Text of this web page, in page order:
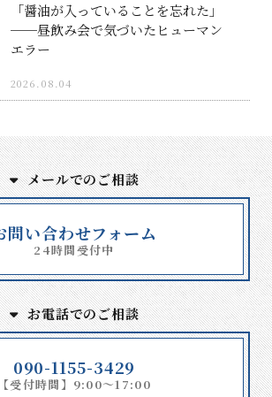
「醤油が入っていることを忘れた」
──昼飲み会で気づいたヒューマン
エラー
2026.08.04
メールでのご相談
問い合わせフォーム
24時間受付中
お電話でのご相談
090-1155-3429
【受付時間】9:00～17:00